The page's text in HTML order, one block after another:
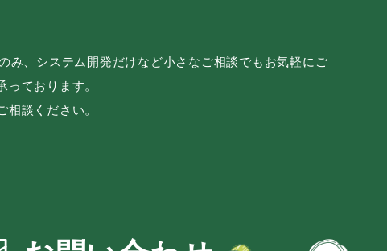
み、システム開発だけなど小さなご相談でもお気軽にご
ております。
談ください。